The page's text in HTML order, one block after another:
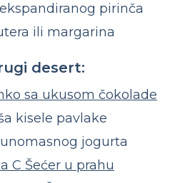
pirinča
ili margarina
desert:
sa ukusom čokolade
kisele pavlake
jogurta
C Šećer u prahu